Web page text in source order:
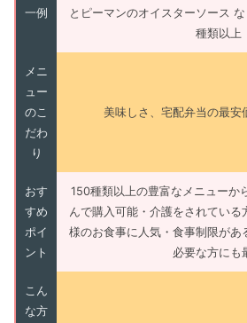
一例
とピーマンのオイスターソース
種類以上
メニ
ュー
のこ
だわ
り
美味しさ、宅配弁当の最安
おす
すめ
ポイ
ント
150種類以上の豊富なメニューか
んで購入可能・介護をされている
様のお食事に人気・食事制限があ
必要な方にも
こん
な方